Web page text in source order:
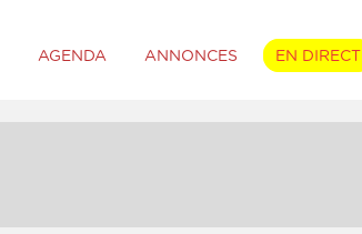
AGENDA ANNONCES EN DIRECT